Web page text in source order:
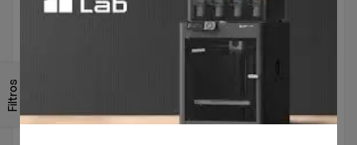
Filtros